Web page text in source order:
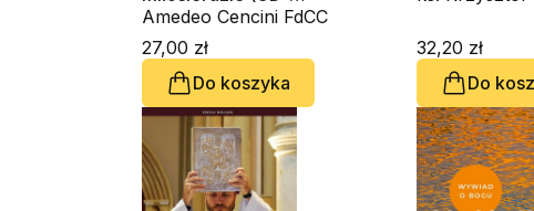
audiobook)
Amedeo Cencini FdCC
27,00 zł
Do koszyka
kardynał Grzegorz
Raniero Cantalamessa OFM
Cap., ks.
Chrostowski,
Gargano
Cencini
Piekarz
32,20 zł
Do